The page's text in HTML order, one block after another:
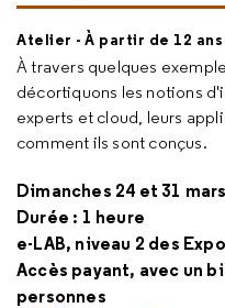
Atelier - À partir de 12 ans
À travers quelques
décortiquons les notions
experts et cloud, leurs
comment ils sont conçus.
Dimanches 24 et 31
Durée : 1 heure
e-LAB, niveau 2 des
Accès payant, avec un
personnes